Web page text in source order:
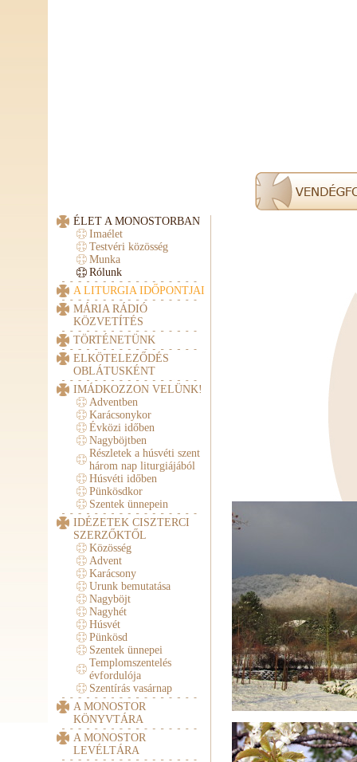
ÉLET A MONOSTORBAN
Imaélet
Testvéri közösség
Munka
Rólunk
A LITURGIA IDŐPONTJAI
MÁRIA RÁDIÓ
KÖZVETÍTÉS
TÖRTÉNETÜNK
ELKÖTELEZŐDÉS
OBLÁTUSKÉNT
IMÁDKOZZON VELÜNK!
Adventben
Karácsonykor
Évközi időben
Nagyböjtben
Részletek a húsvéti szent
három nap liturgiájából
Húsvéti időben
Pünkösdkor
Szentek ünnepein
IDÉZETEK CISZTERCI
SZERZŐKTŐL
Közösség
Advent
Karácsony
Urunk bemutatása
Nagyböjt
Nagyhét
Húsvét
Pünkösd
Szentek ünnepei
Templomszentelés
évfordulója
Szentírás vasárnap
A MONOSTOR
KÖNYVTÁRA
A MONOSTOR
LEVÉLTÁRA